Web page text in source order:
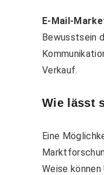
E-Mail-
Bewusstsein
Verkauf.
Wie lässt
Eine
Weise